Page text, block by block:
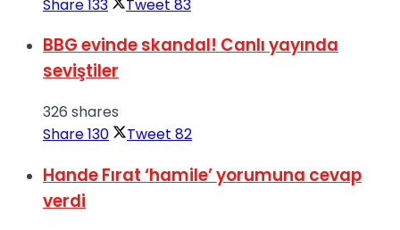
Share133 Tweet 83
BBG evinde skandal! Canlı yayında
seviştiler
326 shares
Share130 Tweet 82
Hande Fırat ‘hamile’ yorumuna cevap
verdi